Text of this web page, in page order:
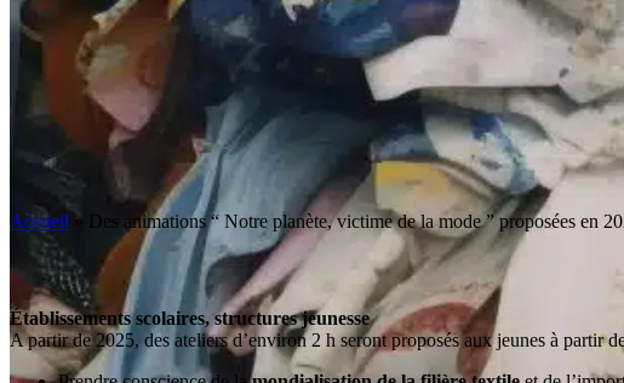
Accueil » Des animations “ Notre planète, victime de la mode ” proposées en
Établissements scolaires, structures jeunesse
A partir de 2025, des ateliers d’environ 2 h seront proposés aux jeunes à partir